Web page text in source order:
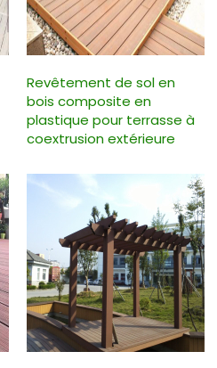
Revêtement de sol en
bois composite en
plastique pour terrasse à
coextrusion extérieure